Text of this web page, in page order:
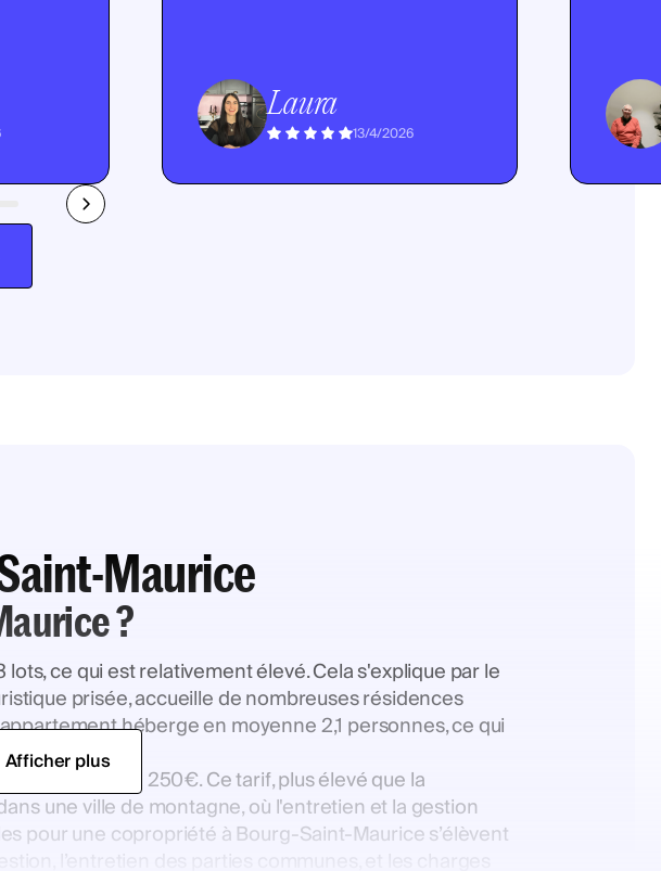
Laura
13/4/2026
Maurice
?
ce qui est relativement élevé. Cela s'explique par le
prisée, accueille de nombreuses résidences
héberge en moyenne 2,1 personnes, ce qui
est estimé à 250€. Ce tarif, plus élevé que la
une ville de montagne, où l'entretien et la gestion
pour une copropriété à Bourg-Saint-Maurice s’élèvent
Afficher plus